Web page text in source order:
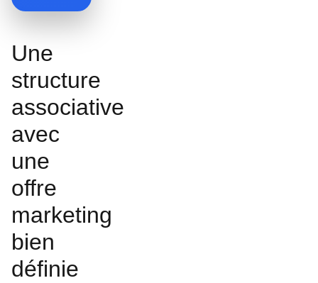
Une
structure
associative
avec
une
offre
marketing
bien
définie